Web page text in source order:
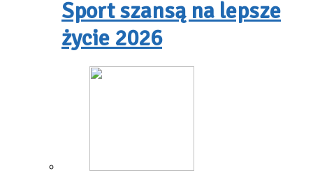
Sport szansą na lepsze
życie 2026